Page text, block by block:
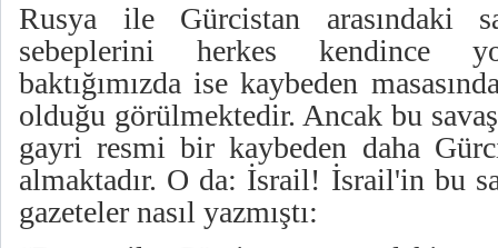
Rusya ile Gürcistan arasındaki
sebeplerini herkes kendince
baktığımızda ise kaybeden
olduğu görülmektedir. Ancak bu
gayri resmi bir kaybeden daha
almaktadır. O da: İsrail! İsrail'in bu
gazeteler nasıl yazmıştı: